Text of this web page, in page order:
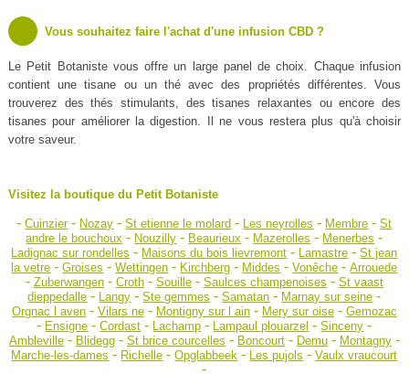
Vous souhaitez faire l'achat d'une infusion CBD ?
Le Petit Botaniste vous offre un large panel de choix. Chaque infusion
contient une tisane ou un thé avec des propriétés différentes. Vous
trouverez des thés stimulants, des tisanes relaxantes ou encore des
tisanes pour améliorer la digestion. Il ne vous restera plus qu'à choisir
votre saveur.
Visitez la boutique du Petit Botaniste
-Cuinzier- Nozay -St etienne le molard - Les neyrolles - Membre -St
andre le bouchoux - Nouzilly - Beaurieux - Mazerolles - Menerbes -
Ladignac sur rondelles - Maisons du bois lievremont - Lamastre -St jean
la vetre -Groises -Wettingen - Kirchberg - Middes -Vonêche -Arrouede
- Zuberwangen- Croth- Souille- Saulces champenoises - St vaast
dieppedalle - Langy -Ste gemmes -Samatan - Marnay sur seine -
Orgnac l aven- Vilars ne- Montigny sur l ain- Mery sur oise- Gemozac
- Ensigne -Cordast - Lachamp - Lampaul plouarzel -Sinceny -
Ambleville- Blidegg- St brice courcelles - Boncourt- Demu- Montagny-
Marche-les-dames - Richelle -Opglabbeek - Les pujols -Vaulx vraucourt
-